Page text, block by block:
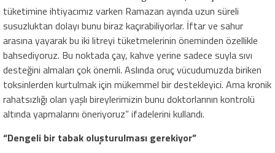
tüketimine ihtiyacımız varken Ramazan ayında uzun süreli
susuzluktan dolayı bunu biraz kaçırabiliyorlar. İftar ve sahur
arasına yayarak bu iki litreyi tüketmelerinin öneminden özellikle
bahsediyoruz. Bu noktada çay, kahve yerine sadece suyla sıvı
desteğini almaları çok önemli. Aslında oruç vücudumuzda biriken
toksinlerden kurtulmak için mükemmel bir destekleyici. Ama kronik
rahatsızlığı olan yaşlı bireylerimizin bunu doktorlarının kontrolü
altında yapmalarını öneriyoruz” ifadelerini kullandı.
“Dengeli bir tabak oluşturulması gerekiyor”